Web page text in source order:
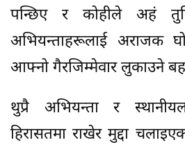
पन्छिए र कोहीले अहं
अभियन्ताहरूलाई अराजक
आफ्नो गैरजिम्मेवार लुकाउने
थुप्रै अभियन्ता र
हिरासतमा राखेर मुद्दा